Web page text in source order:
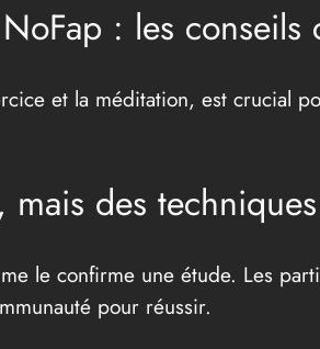
: les conseils
et la méditation, est crucial
mais des
le confirme une étude. Les
pour réussir.